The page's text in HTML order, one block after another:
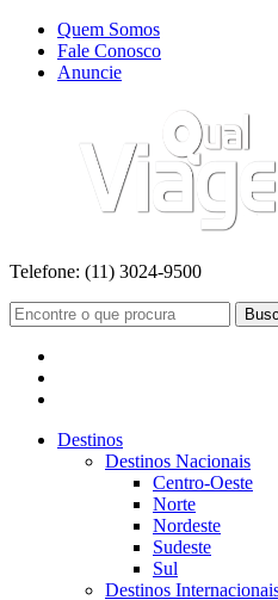
Quem Somos
Fale Conosco
Anuncie
Telefone: (11) 3024-9500
Destinos
Destinos Nacionais
Centro-Oeste
Norte
Nordeste
Sudeste
Sul
Destinos